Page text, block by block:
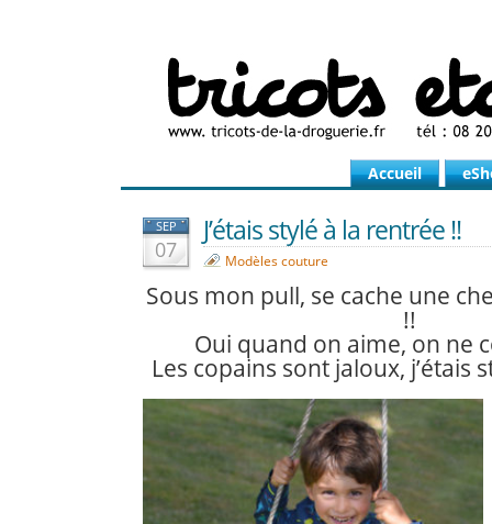
Accueil
SEP
07
J’étais stylé à la rentrée !!
Modèles couture
Sous mon pull, se cache une
!!
Oui quand on aime, on ne
Les copains sont jaloux, j’étais